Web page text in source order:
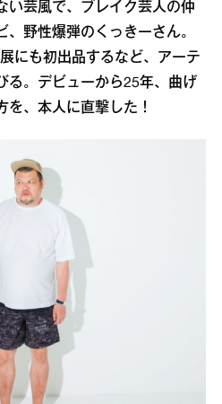
い芸風で、ブレイク芸人の仲
、野性爆弾のくっきーさん。
にも初出品するなど、アーテ
る。デビューから25年、曲げ
を、本人に直撃した！